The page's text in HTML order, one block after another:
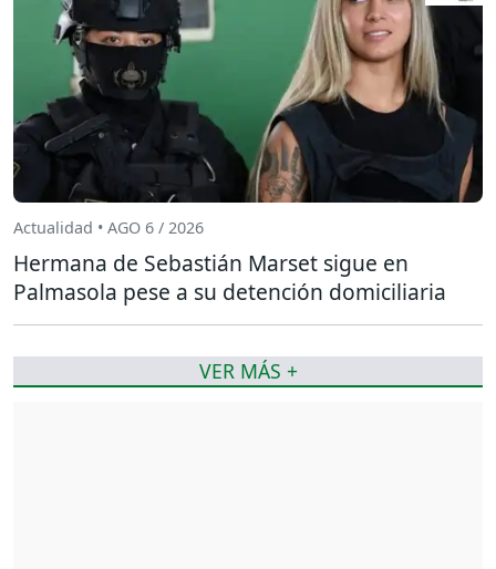
Actualidad • AGO 6 / 2026
Hermana de Sebastián Marset sigue en
Palmasola pese a su detención domiciliaria
VER MÁS +